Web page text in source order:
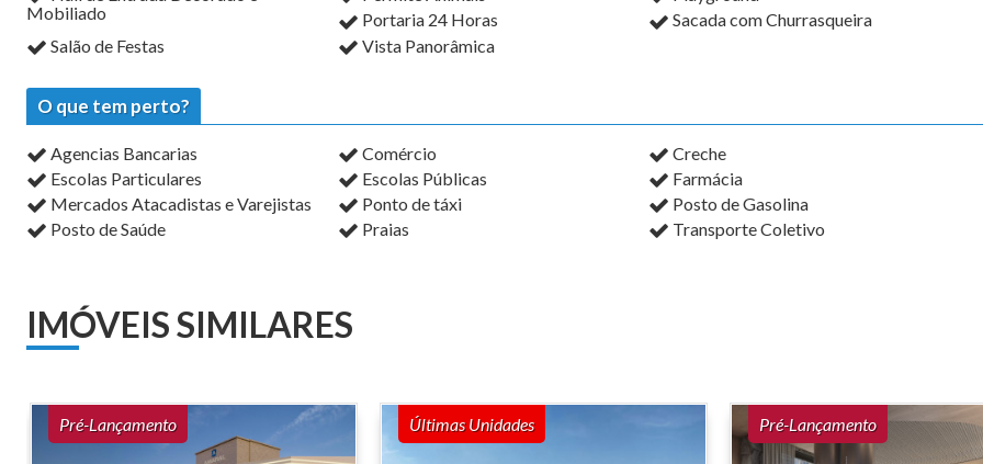
Mobiliado
Portaria 24 Horas
Sacada com Churrasqueira
Salão de Festas
Vista Panorâmica
O que tem perto?
Agencias Bancarias Comércio
Creche
Escolas Particulares
Escolas Públicas
Farmácia
Mercados Atacadistas e Varejistas
Ponto de táxi
Posto de Gasolina
Posto de Saúde
Praias Transporte Coletivo
IMÓVEIS SIMILARES
Pré-Lançamento Últimas Unidades Pré-Lançamento